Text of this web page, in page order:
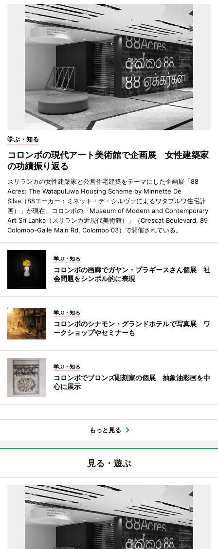
学ぶ・知る
コロンボの現代アート美術館で企画展 女性建築家
の功績振り返る
スリランカの女性建築家と公営住宅建築をテーマにした企画展「88
Acres: The Watapuluwa Housing Scheme by Minnette De
Silva（88エーカー：ミネット・デ・シルヴァによるワタプルワ住宅計
画）」が現在、コロンボの「Museum of Modern and Contemporary
Art Sri Lanka（スリランカ近現代美術館）」（Crescat Boulevard, 89
Colombo-Galle Main Rd, Colombo 03）で開催されている。
学ぶ・知る
コロンボの画廊でガヤン・プラギースさん個展 社
会問題をシンボル的に表現
学ぶ・知る
コロンボのシナモン・グランドホテルで写真展 ワ
ークショップやセミナーも
学ぶ・知る
コロンボでブロンズ彫刻家の個展 抽象油彩画を中
心に展示
もっと見る
見る・遊ぶ